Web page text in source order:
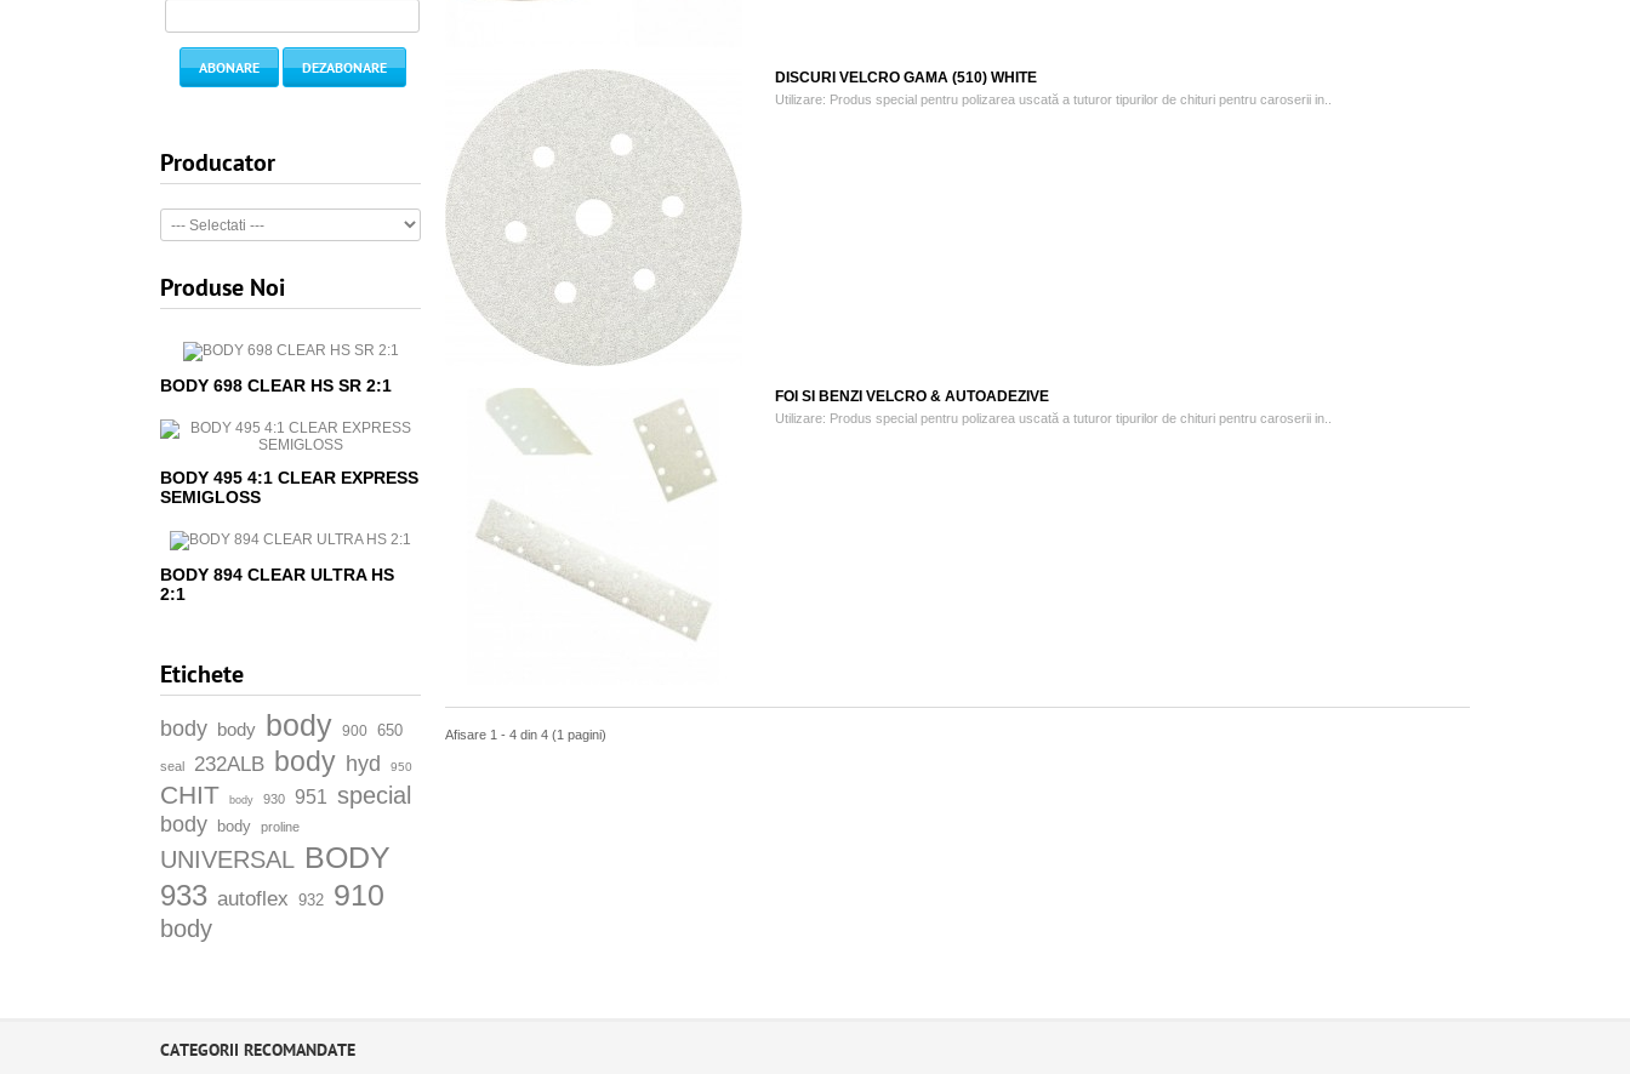
ABONARE DEZABONARE
Producator
Produse Noi
BODY 698 CLEAR HS SR 2:1
BODY 495 4:1 CLEAR EXPRESS
SEMIGLOSS
BODY 894 CLEAR ULTRA HS
2:1
Etichete
body body body 900 650
seal 232ALB body hyd 950
CHIT body 930 951 special
body body proline
UNIVERSAL BODY
933 autoflex 932 910
body
DISCURI VELCRO GAMA (510) WHITE
Utilizare: Produs special pentru polizarea uscată a tuturor tipurilor de chituri pentru caroserii in..
FOI SI BENZI VELCRO & AUTOADEZIVE
Utilizare: Produs special pentru polizarea uscată a tuturor tipurilor de chituri pentru caroserii in..
Afisare 1 - 4 din 4 (1 pagini)
CATEGORII RECOMANDATE